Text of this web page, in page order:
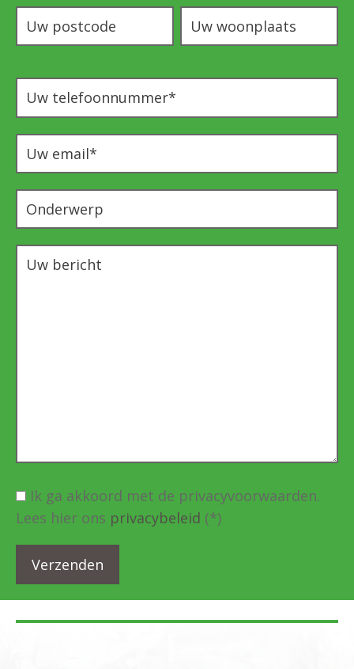
Ik ga akkoord met de privacyvoorwaarden.
Lees hier ons privacybeleid (*)